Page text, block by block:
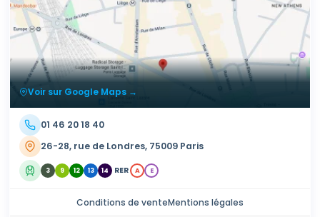
Voir sur Google Maps →
01 46 20 18 40
26-28, rue de Londres, 75009 Paris
3 9 12 13 14 RER A E
Conditions de venteMentions légales